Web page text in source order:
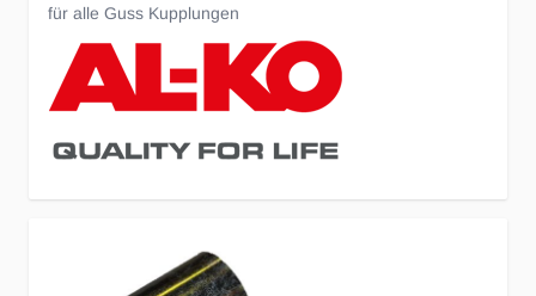
für alle Guss Kupplungen